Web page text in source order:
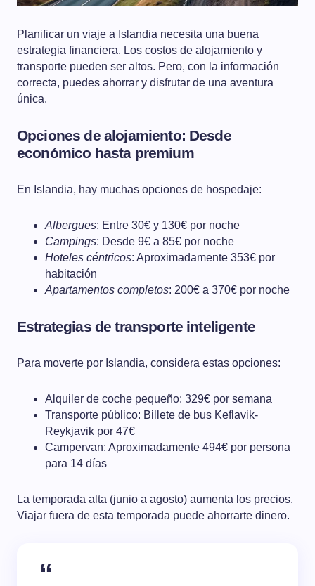
Planificar un viaje a Islandia necesita una buena
estrategia financiera. Los costos de alojamiento y
transporte pueden ser altos. Pero, con la información
correcta, puedes ahorrar y disfrutar de una aventura
única.
Opciones de alojamiento: Desde
económico hasta premium
En Islandia, hay muchas opciones de hospedaje:
Albergues: Entre 30€ y 130€ por noche
Campings: Desde 9€ a 85€ por noche
Hoteles céntricos: Aproximadamente 353€ por
habitación
Apartamentos completos: 200€ a 370€ por noche
Estrategias de transporte inteligente
Para moverte por Islandia, considera estas opciones:
Alquiler de coche pequeño: 329€ por semana
Transporte público: Billete de bus Keflavik-
Reykjavik por 47€
Campervan: Aproximadamente 494€ por persona
para 14 días
La temporada alta (junio a agosto) aumenta los precios.
Viajar fuera de esta temporada puede ahorrarte dinero.